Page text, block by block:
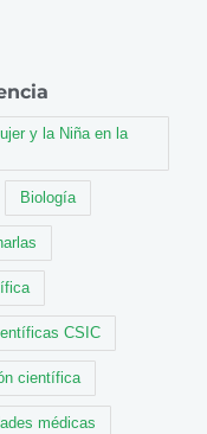
y la Niña en la
Biología
CSIC
científica
médicas